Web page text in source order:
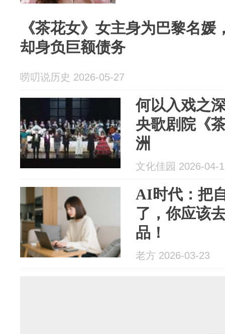
《茶花女》女主身为巴黎名
却身负巨额债务
唠叨说历史 2026-05-27
何以入戏之
央歌剧院《
洲
文化佳园 2026-04-
AI时代：把
了，你应该
品！
老方 2026-03-23